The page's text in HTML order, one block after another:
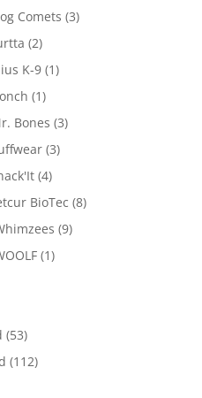
Comets (3)
(2)
K-9 (1)
(1)
Bones (3)
(3)
(4)
BioTec (8)
(9)
(1)
(53)
(112)